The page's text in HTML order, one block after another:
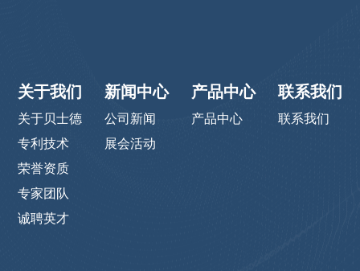
关于我们
关于贝士德
专利技术
荣誉资质
专家团队
诚聘英才
新闻中心
公司新闻
展会活动
产品中心
产品中心
联系我们
联系我们